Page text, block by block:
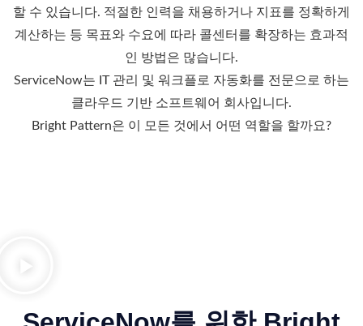
할 수 있습니다. 적절한 인력을 채용하거나 지표를 정확하게
계산하는 등 목표와 수요에 따라 콜센터를 확장하는 효과적
인 방법은 많습니다.
ServiceNow는 IT 관리 및 워크플로 자동화를 전문으로 하는
클라우드 기반 소프트웨어 회사입니다.
Bright Pattern은 이 모든 것에서 어떤 역할을 할까요?